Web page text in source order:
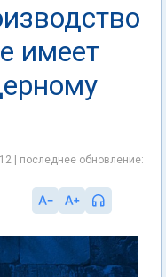
имеет
| последнее обновление: